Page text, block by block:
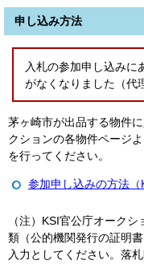
申し込み方法
入札の参加申し込みに
がなくなりました（代
茅ヶ崎市が出品する物件
クションの各物件ページ
を行ってください。
参加申し込みの方法（
（注）KSI官公庁オーク
類（公的機関発行の証明
入力としてください。落